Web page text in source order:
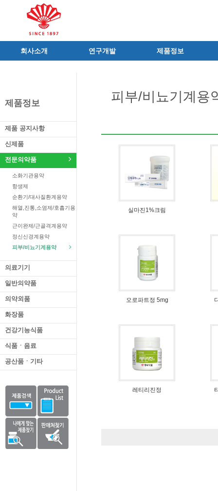
회사소개
사가
연구소/공장
가족친화우수기업
오시는길
가족회사
연구개발
조직 및 업무
기술혁신 네트워크
제품정보
전문의약품
의약외품
건강기능식품
식품ㆍ음료
공산품ㆍ기타
제품정보
제품 공지사항
신제품
전문의약품
소화기관용약
항생제
순환기/대사질환계용약
해열,진통,소염제/호흡기용
약
근이완제/근골격계용약
정신신경계용약
피부/비뇨기계용약
의료기기
일반의약품
의약외품
화장품
건강기능식품
식품ㆍ음료
공산품ㆍ기타
피부/비뇨기계용
실마진1%크림
오로파트정 5mg
레티리진정